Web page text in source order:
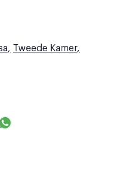
Tweede Kamer